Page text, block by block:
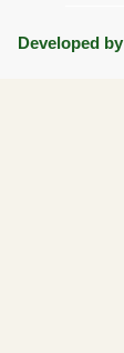
Developed by